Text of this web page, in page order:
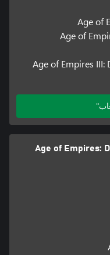
Age of
Age of
Age of Empires
Age of Empires: